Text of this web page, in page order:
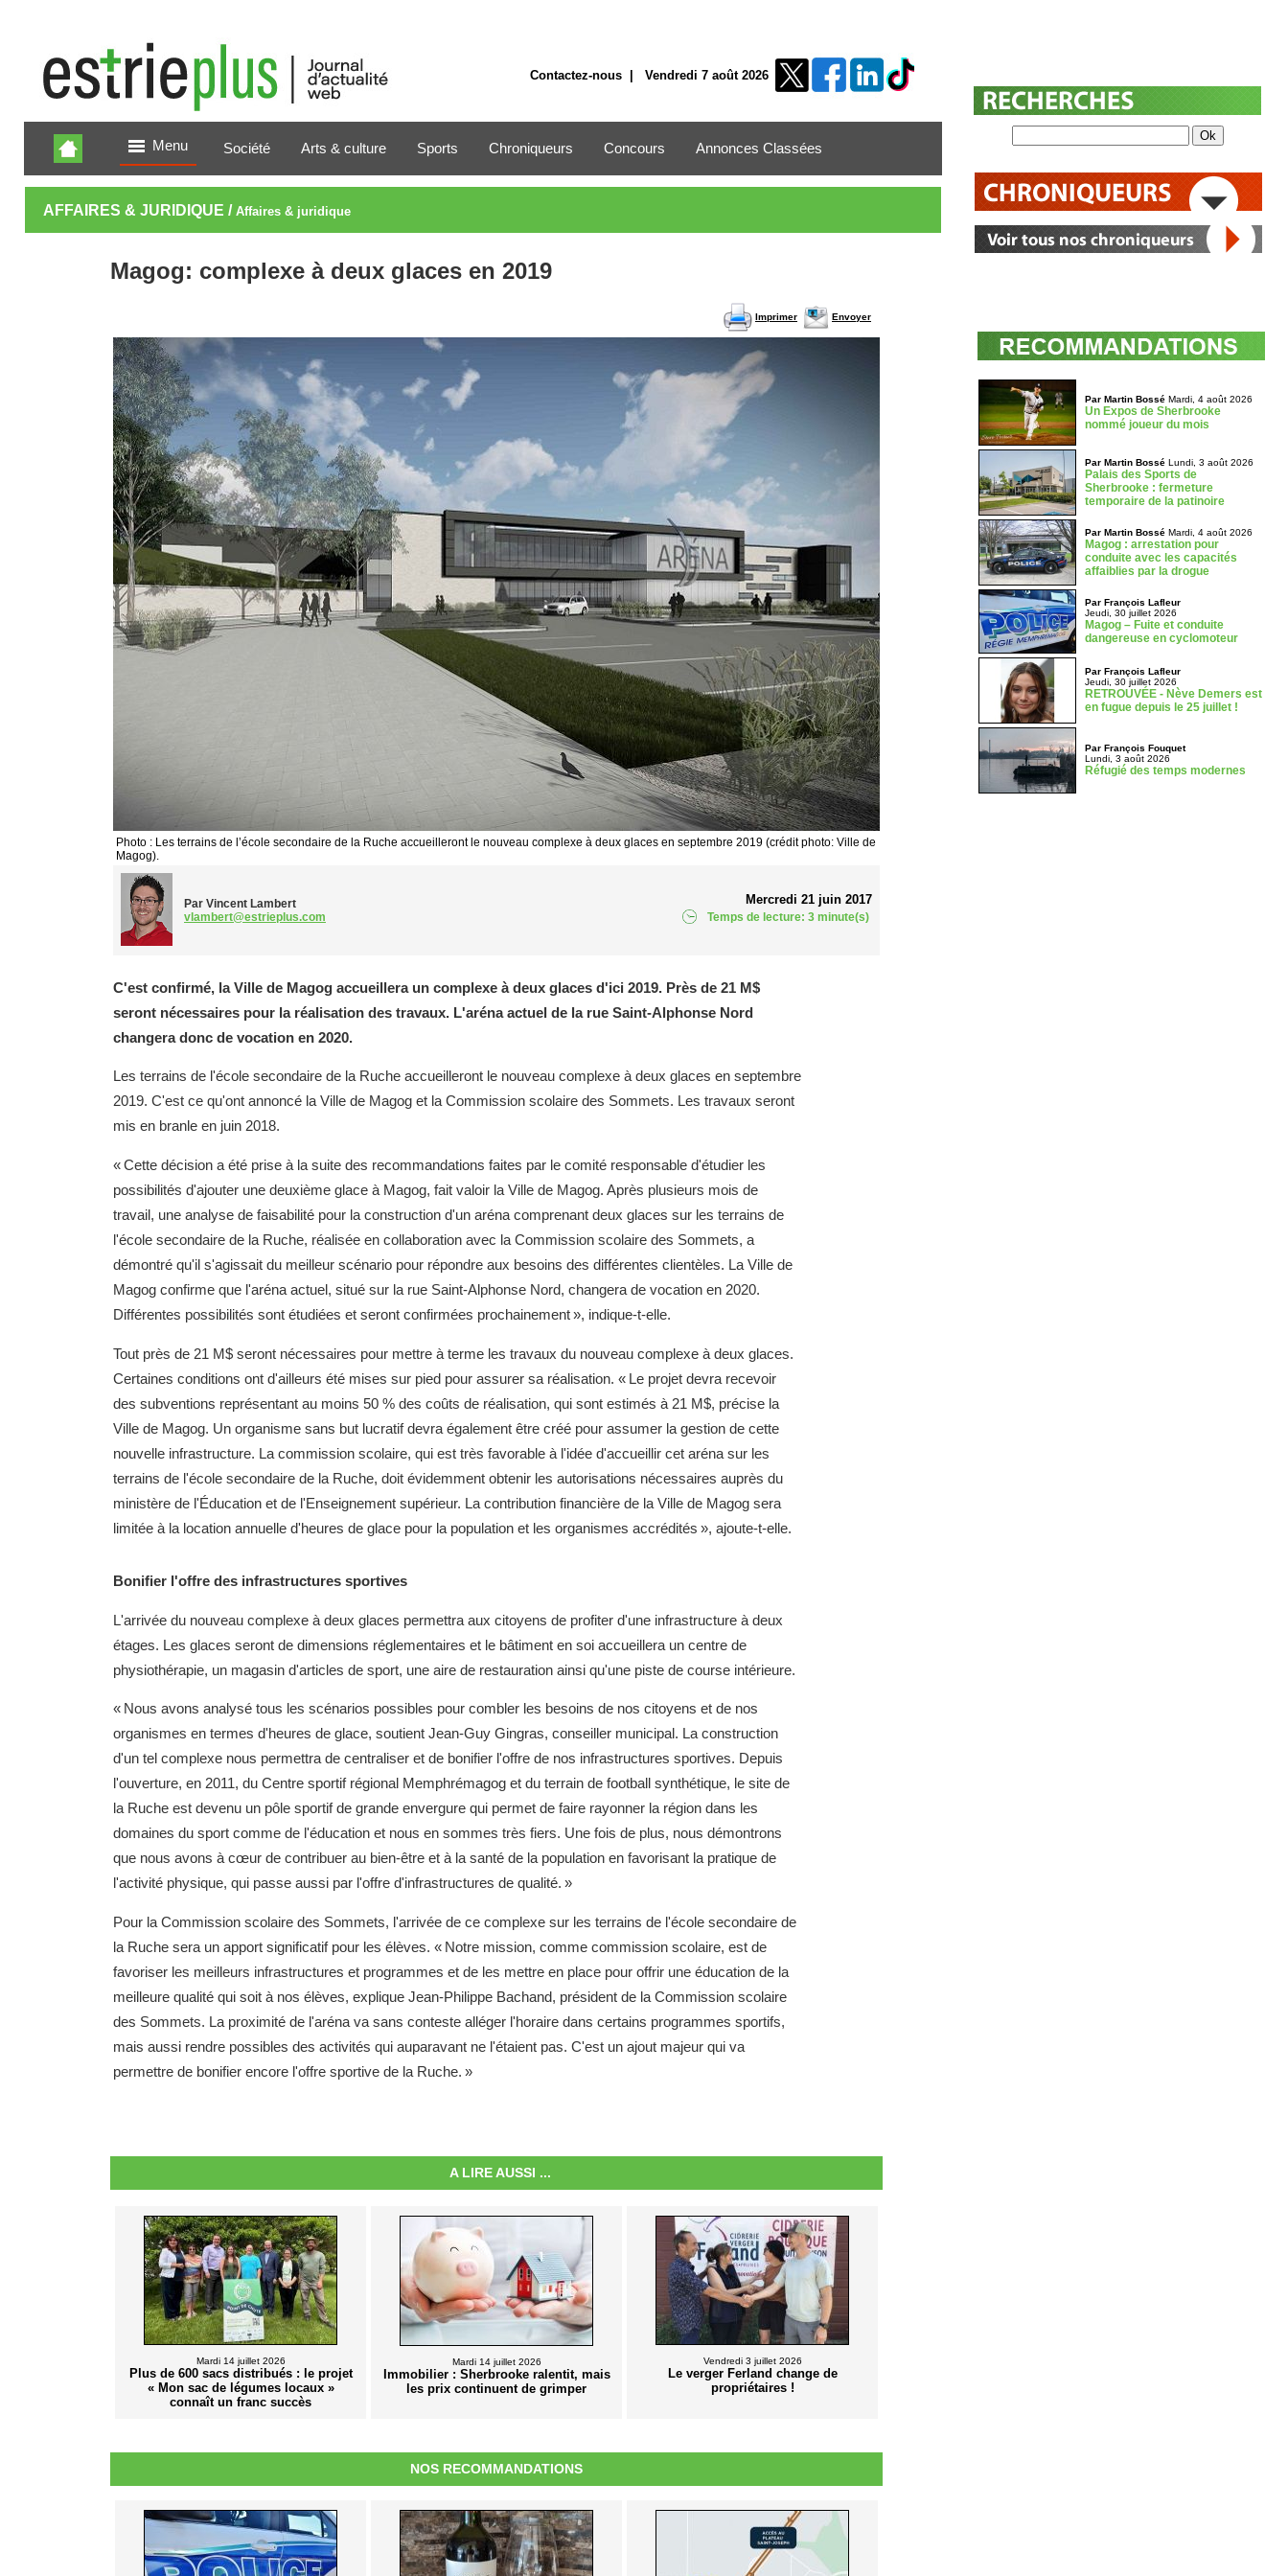
Contactez-nous| Vendredi 7 août 2026
Menu Société Arts & culture Sports Chroniqueurs Concours Annonces Classées
AFFAIRES & JURIDIQUE / Affaires & juridique
Magog: complexe à deux glaces en 2019
Imprimer Envoyer
Photo : Les terrains de l’école secondaire de la Ruche accueilleront le nouveau complexe à deux glaces en septembre 2019 (crédit photo: Ville de
Magog).
Par Vincent Lambert
vlambert@estrieplus.com
Mercredi 21 juin 2017
Temps de lecture: 3 minute(s)
C'est confirmé, la Ville de Magog accueillera un complexe à deux glaces d'ici 2019. Près de 21 M$
seront nécessaires pour la réalisation des travaux. L'aréna actuel de la rue Saint-Alphonse Nord
changera donc de vocation en 2020.
Les terrains de l'école secondaire de la Ruche accueilleront le nouveau complexe à deux glaces en septembre
2019. C'est ce qu'ont annoncé la Ville de Magog et la Commission scolaire des Sommets. Les travaux seront
mis en branle en juin 2018.
« Cette décision a été prise à la suite des recommandations faites par le comité responsable d'étudier les
possibilités d'ajouter une deuxième glace à Magog, fait valoir la Ville de Magog. Après plusieurs mois de
travail, une analyse de faisabilité pour la construction d'un aréna comprenant deux glaces sur les terrains de
l'école secondaire de la Ruche, réalisée en collaboration avec la Commission scolaire des Sommets, a
démontré qu'il s'agissait du meilleur scénario pour répondre aux besoins des différentes clientèles. La Ville de
Magog confirme que l'aréna actuel, situé sur la rue Saint-Alphonse Nord, changera de vocation en 2020.
Différentes possibilités sont étudiées et seront confirmées prochainement », indique-t-elle.
Tout près de 21 M$ seront nécessaires pour mettre à terme les travaux du nouveau complexe à deux glaces.
Certaines conditions ont d'ailleurs été mises sur pied pour assurer sa réalisation. « Le projet devra recevoir
des subventions représentant au moins 50 % des coûts de réalisation, qui sont estimés à 21 M$, précise la
Ville de Magog. Un organisme sans but lucratif devra également être créé pour assumer la gestion de cette
nouvelle infrastructure. La commission scolaire, qui est très favorable à l'idée d'accueillir cet aréna sur les
terrains de l'école secondaire de la Ruche, doit évidemment obtenir les autorisations nécessaires auprès du
ministère de l'Éducation et de l'Enseignement supérieur. La contribution financière de la Ville de Magog sera
limitée à la location annuelle d'heures de glace pour la population et les organismes accrédités », ajoute-t-elle.
Bonifier l'offre des infrastructures sportives
L'arrivée du nouveau complexe à deux glaces permettra aux citoyens de profiter d'une infrastructure à deux
étages. Les glaces seront de dimensions réglementaires et le bâtiment en soi accueillera un centre de
physiothérapie, un magasin d'articles de sport, une aire de restauration ainsi qu'une piste de course intérieure.
« Nous avons analysé tous les scénarios possibles pour combler les besoins de nos citoyens et de nos
organismes en termes d'heures de glace, soutient Jean-Guy Gingras, conseiller municipal. La construction
d'un tel complexe nous permettra de centraliser et de bonifier l'offre de nos infrastructures sportives. Depuis
l'ouverture, en 2011, du Centre sportif régional Memphrémagog et du terrain de football synthétique, le site de
la Ruche est devenu un pôle sportif de grande envergure qui permet de faire rayonner la région dans les
domaines du sport comme de l'éducation et nous en sommes très fiers. Une fois de plus, nous démontrons
que nous avons à cœur de contribuer au bien-être et à la santé de la population en favorisant la pratique de
l'activité physique, qui passe aussi par l'offre d'infrastructures de qualité. »
Pour la Commission scolaire des Sommets, l'arrivée de ce complexe sur les terrains de l'école secondaire de
la Ruche sera un apport significatif pour les élèves. « Notre mission, comme commission scolaire, est de
favoriser les meilleurs infrastructures et programmes et de les mettre en place pour offrir une éducation de la
meilleure qualité qui soit à nos élèves, explique Jean-Philippe Bachand, président de la Commission scolaire
des Sommets. La proximité de l'aréna va sans conteste alléger l'horaire dans certains programmes sportifs,
mais aussi rendre possibles des activités qui auparavant ne l'étaient pas. C'est un ajout majeur qui va
permettre de bonifier encore l'offre sportive de la Ruche. »
A LIRE AUSSI ...
Mardi 14 juillet 2026
Plus de 600 sacs distribués : le projet
« Mon sac de légumes locaux »
connaît un franc succès
Mardi 14 juillet 2026
Immobilier : Sherbrooke ralentit, mais
les prix continuent de grimper
Vendredi 3 juillet 2026
Le verger Ferland change de
propriétaires !
NOS RECOMMANDATIONS
Par Martin BosséMardi, 4 août 2026
Un Expos de Sherbrooke
nommé joueur du mois
Par Martin BosséLundi, 3 août 2026
Palais des Sports de
Sherbrooke : fermeture
temporaire de la patinoire
Par Martin BosséMardi, 4 août 2026
Magog : arrestation pour
conduite avec les capacités
affaiblies par la drogue
Par François Lafleur
Jeudi, 30 juillet 2026
Magog – Fuite et conduite
dangereuse en cyclomoteur
Par François Lafleur
Jeudi, 30 juillet 2026
RETROUVÉE - Nève Demers est
en fugue depuis le 25 juillet !
Par François Fouquet
Lundi, 3 août 2026
Réfugié des temps modernes